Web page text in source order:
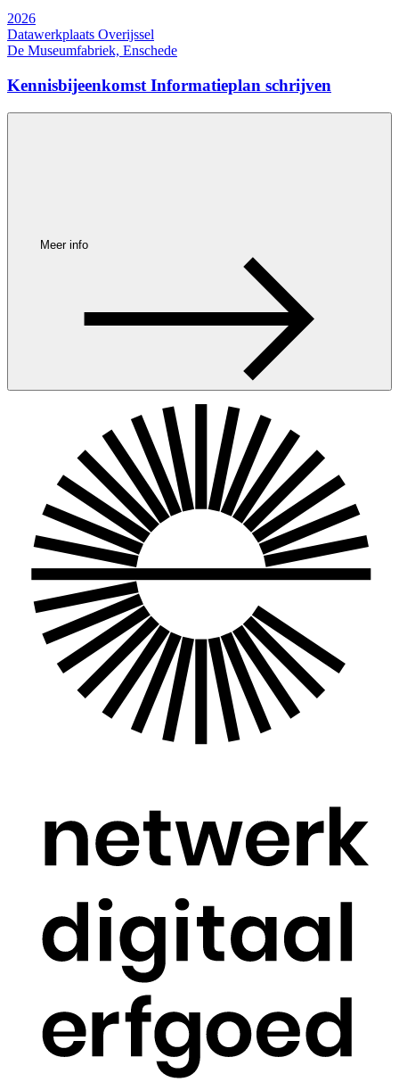
2026
Datawerkplaats Overijssel
De Museumfabriek, Enschede
Kennisbijeenkomst Informatieplan schrijven
Meer info